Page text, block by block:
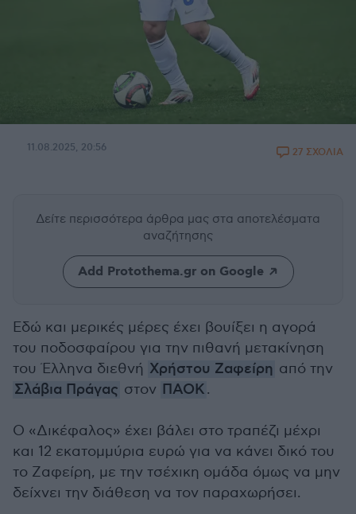
11.08.2025, 20:56 27 ΣΧΟΛΙΑ
Δείτε περισσότερα άρθρα μας στα αποτελέσματα
αναζήτησης
Add Protothema.gr on Google
Εδώ και μερικές μέρες έχει βουίξει η αγορά
του ποδοσφαίρου για την πιθανή μετακίνηση
του Έλληνα διεθνή Χρήστου Ζαφείρη από την
Σλάβια Πράγας στον ΠΑΟΚ.
Ο «Δικέφαλος» έχει βάλει στο τραπέζι μέχρι
και 12 εκατομμύρια ευρώ για να κάνει δικό του
το Ζαφείρη, με την τσέχικη ομάδα όμως να μην
δείχνει την διάθεση να τον παραχωρήσει.